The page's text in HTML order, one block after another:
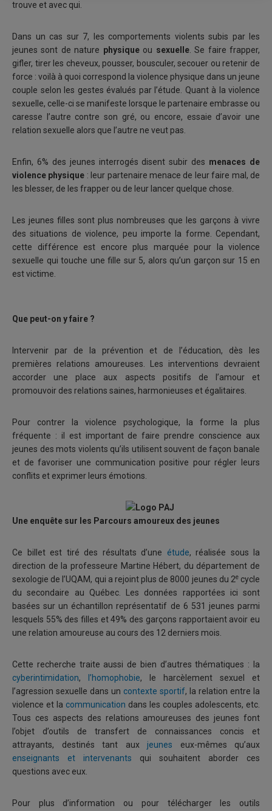
trouve et avec qui.
Dans un cas sur 7, les comportements violents subis par les
jeunes sont de nature physiqueou sexuelle. Se faire frapper,
gifler, tirer les cheveux, pousser, bousculer, secouer ou retenir de
force : voilà à quoi correspond la violence physique dans un jeune
couple selon les gestes évalués par l’étude. Quant à la violence
sexuelle, celle-ci se manifeste lorsque le partenaire embrasse ou
caresse l’autre contre son gré, ou encore, essaie d’avoir une
relation sexuelle alors que l’autre ne veut pas.
Enfin, 6% des jeunes interrogés disent subir des menaces de
violence physique : leur partenaire menace de leur faire mal, de
les blesser, de les frapper ou de leur lancer quelque chose.
Les jeunes filles sont plus nombreuses que les garçons à vivre
des situations de violence, peu importe la forme. Cependant,
cette différence est encore plus marquée pour la violence
sexuelle qui touche une fille sur 5, alors qu’un garçon sur 15 en
est victime.
Que peut-on y faire ?
Intervenir par de la prévention et de l’éducation, dès les
premières relations amoureuses. Les interventions devraient
accorder une place aux aspects positifs de l’amour et
promouvoir des relations saines, harmonieuses et égalitaires.
Pour contrer la violence psychologique, la forme la plus
fréquente : il est important de faire prendre conscience aux
jeunes des mots violents qu’ils utilisent souvent de façon banale
et de favoriser une communication positive pour régler leurs
conflits et exprimer leurs émotions.
Une enquête sur les Parcours amoureux des jeunes
Ce billet est tiré des résultats d’une étude, réalisée sous la
direction de la professeure Martine Hébert, du département de
sexologie de l’UQAM, qui a rejoint plus de 8000 jeunes du 2ecycle
du secondaire au Québec. Les données rapportées ici sont
basées sur un échantillon représentatif de 6 531 jeunes parmi
lesquels 55% des filles et 49% des garçons rapportaient avoir eu
une relation amoureuse au cours des 12 derniers mois.
Cette recherche traite aussi de bien d’autres thématiques : la
cyberintimidation, l’homophobie, le harcèlement sexuel et
l’agression sexuelle dans un contexte sportif, la relation entre la
violence et la communication dans les couples adolescents, etc.
Tous ces aspects des relations amoureuses des jeunes font
l’objet d’outils de transfert de connaissances concis et
attrayants, destinés tant aux jeunes eux-mêmes qu’aux
enseignants et intervenants qui souhaitent aborder ces
questions avec eux.
Pour plus d’information ou pour télécharger les outils